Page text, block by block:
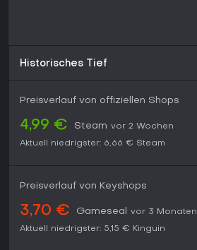
Historisches Tief
Preisverlauf von offiziellen Shops
4,99 € Steam vor 2 Wochen
Aktuell niedrigster: 6,66 € Steam
Preisverlauf von Keyshops
3,70 € Gameseal
vor 3 Monaten
Aktuell niedrigster: 5,15 € Kinguin